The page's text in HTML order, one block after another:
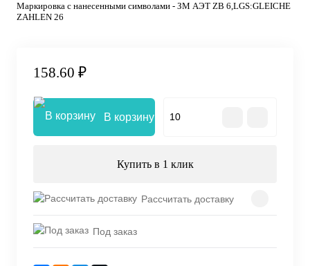
Маркировка с нанесенными символами - ЗМ АЭТ ZB 6,LGS:GLEICHE
ZAHLEN 26
158.60 ₽
В корзину
Купить в 1 клик
Рассчитать доставку
Под заказ